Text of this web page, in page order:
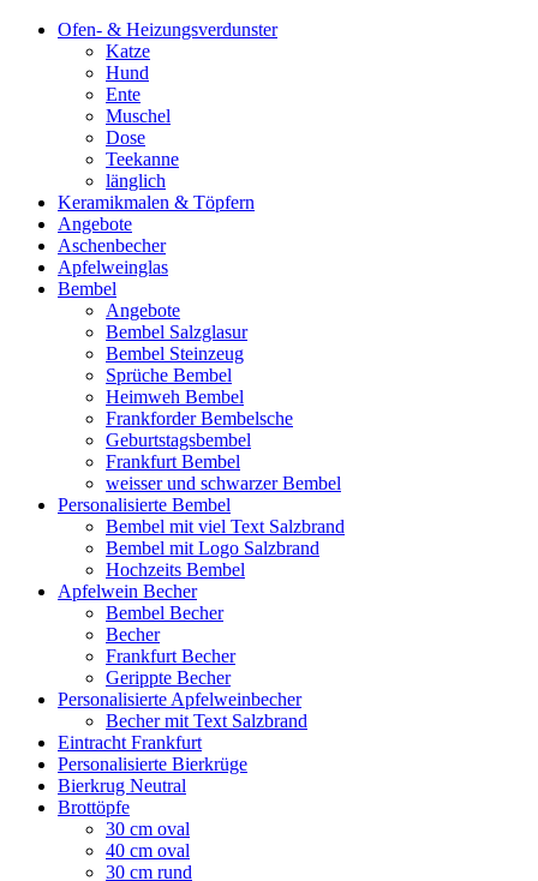
Ofen- & Heizungsverdunster
Katze
Hund
Ente
Muschel
Dose
Teekanne
länglich
Keramikmalen & Töpfern
Angebote
Aschenbecher
Apfelweinglas
Bembel
Angebote
Bembel Salzglasur
Bembel Steinzeug
Sprüche Bembel
Heimweh Bembel
Frankforder Bembelsche
Geburtstagsbembel
Frankfurt Bembel
weisser und schwarzer Bembel
Personalisierte Bembel
Bembel mit viel Text Salzbrand
Bembel mit Logo Salzbrand
Hochzeits Bembel
Apfelwein Becher
Bembel Becher
Becher
Frankfurt Becher
Gerippte Becher
Personalisierte Apfelweinbecher
Becher mit Text Salzbrand
Eintracht Frankfurt
Personalisierte Bierkrüge
Bierkrug Neutral
Brottöpfe
30 cm oval
40 cm oval
30 cm rund